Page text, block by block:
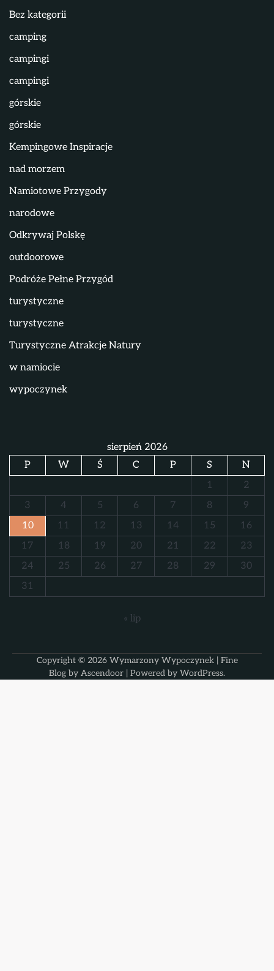
Bez kategorii
camping
campingi
campingi
górskie
górskie
Kempingowe Inspiracje
nad morzem
Namiotowe Przygody
narodowe
Odkrywaj Polskę
outdoorowe
Podróże Pełne Przygód
turystyczne
turystyczne
Turystyczne Atrakcje Natury
w namiocie
wypoczynek
sierpień 2026
P
W Ś C P S
N
1
2
3
4 5 6 7 8
9
10
11 12 13 14 15
16
17
18 19 20 21 22
23
24
25 26 27 28 29
30
31
« lip
Copyright © 2026 Wymarzony Wypoczynek| Fine
Blog by Ascendoor | Powered by WordPress.